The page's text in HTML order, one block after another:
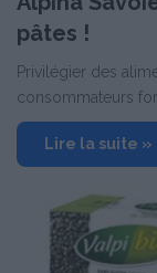
pâtes !
Privilégier des
consommateurs
Lire la suite »